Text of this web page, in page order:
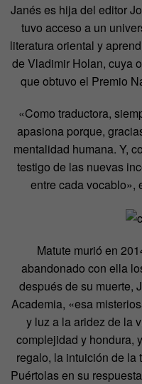
Janés es hija del editor
tuvo acceso a un
literatura oriental y
de Vladimir Holan, cuya
que obtuvo el Premio
«Como traductora,
apasiona porque,
mentalidad humana. Y,
testigo de las nuevas
entre cada vocablo»,
Matute murió en
abandonado con ella
después de su muerte,
Academia, «esa
y luz a la aridez de la
complejidad y hondura,
regalo, la intuición de la
Puértolas en su